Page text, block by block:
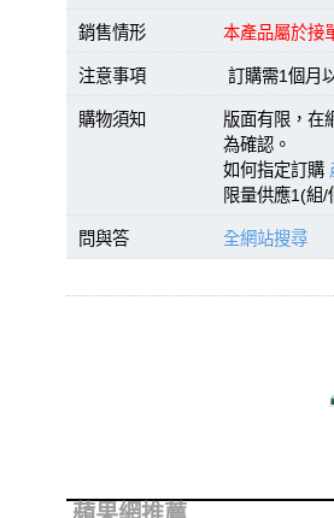
銷售情形 本產品屬於接
注意事項 訂購需1個月
購物須知 版面有限，在
為確認。
如何指定訂購
限量供應1(組
問與答 全網站搜尋